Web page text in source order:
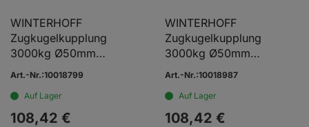
WINTERHOFF
Zugkugelkupplung
3000kg Ø50mm
Ø14/12mm
Art.-Nr.:10018799
Auf Lager
108,42 €
WINTERHOFF
Zugkugelkupplung
3000kg Ø50mm
Ø14/14mm
Art.-Nr.:10018987
Auf Lager
108,42 €